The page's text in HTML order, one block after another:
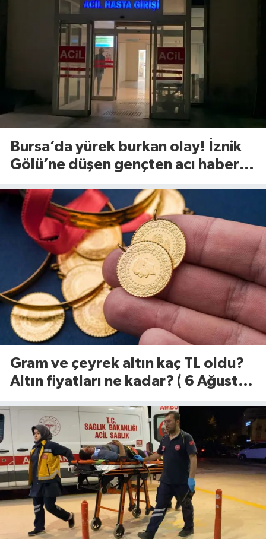
Bursa’da yürek burkan olay! İznik
Gölü’ne düşen gençten acı haber
Gram ve çeyrek altın kaç TL oldu?
Altın fiyatları ne kadar? ( 6 Ağustos